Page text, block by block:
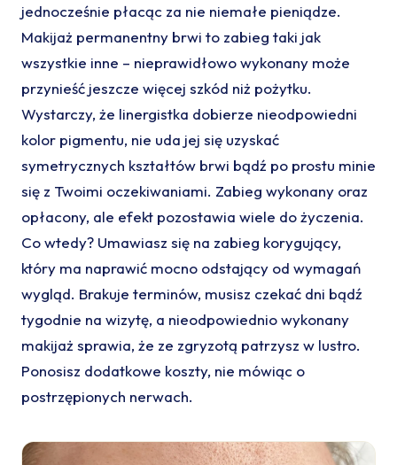
jednocześnie płacąc za nie niemałe pieniądze.
Makijaż permanentny brwi to zabieg taki jak
wszystkie inne – nieprawidłowo wykonany może
przynieść jeszcze więcej szkód niż pożytku.
Wystarczy, że linergistka dobierze nieodpowiedni
kolor pigmentu, nie uda jej się uzyskać
symetrycznych kształtów brwi bądź po prostu minie
się z Twoimi oczekiwaniami. Zabieg wykonany oraz
opłacony, ale efekt pozostawia wiele do życzenia.
Co wtedy? Umawiasz się na zabieg korygujący,
który ma naprawić mocno odstający od wymagań
wygląd. Brakuje terminów, musisz czekać dni bądź
tygodnie na wizytę, a nieodpowiednio wykonany
makijaż sprawia, że ze zgryzotą patrzysz w lustro.
Ponosisz dodatkowe koszty, nie mówiąc o
postrzępionych nerwach.